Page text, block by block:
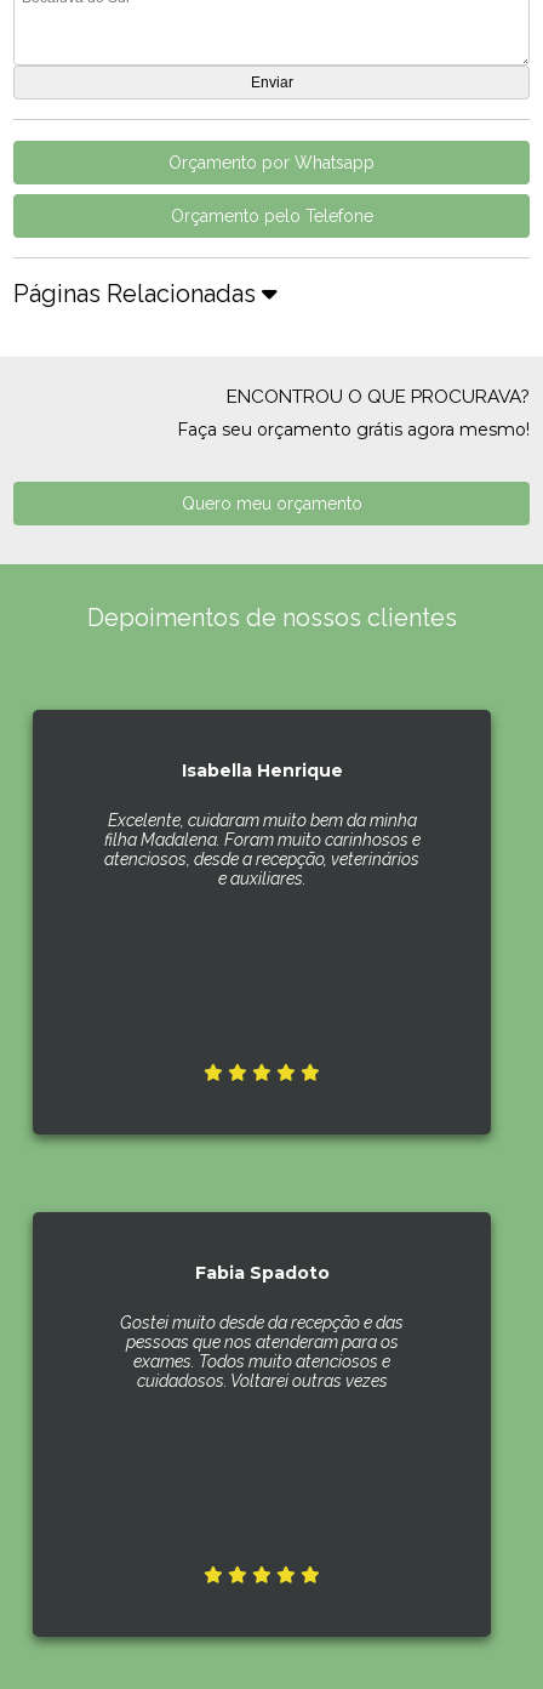
Orçamento por Whatsapp
Orçamento pelo Telefone
Páginas Relacionadas
ENCONTROU O QUE PROCURAVA?
Faça seu orçamento grátis agora mesmo!
Quero meu orçamento
Depoimentos de nossos clientes
Isabella Henrique
Excelente, cuidaram muito bem da minha
filha Madalena. Foram muito carinhosos e
atenciosos, desde a recepção, veterinários
e auxiliares.
Fabia Spadoto
Gostei muito desde da recepção e das
pessoas que nos atenderam para os
exames. Todos muito atenciosos e
cuidadosos. Voltarei outras vezes